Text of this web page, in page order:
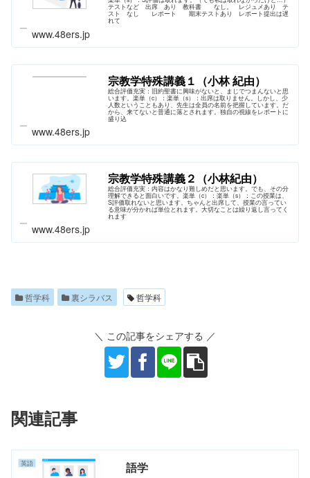
テストなど 出席 あり 教科書 なし。 レジュメあり テ
スト なし レポート 期末テストあり レポート提出は遅
れて
www.48ers.jp
宗教学特殊講義１（小林 紀由）
総合評価充実：旧約聖書に興味がないと、まじでつまんないと思
います。楽単（c）：楽単（s）：出席は取りません。しかし、少
人数ということもあり、先生は全員の名前を把握しています。だ
から、来てないと普通に落とされます。独自の視線をレポートに
盛り込
www.48ers.jp
宗教学特殊講義２（小林紀由）
総合評価充実：内容はかなり難しめだと思います。でも、その分
理解できると面白いです。楽単（c）：楽単（s）：この授業は、
S評価取れないと思います。ちゃんと出席して、授業の言ってい
る意味が分かれば単位とれます。大切なことは繰り返し言ってく
れます
www.48ers.jp
哲学科 裏シラバス 哲学科
＼ この記事をシェアする ／
関連記事
英語 語学